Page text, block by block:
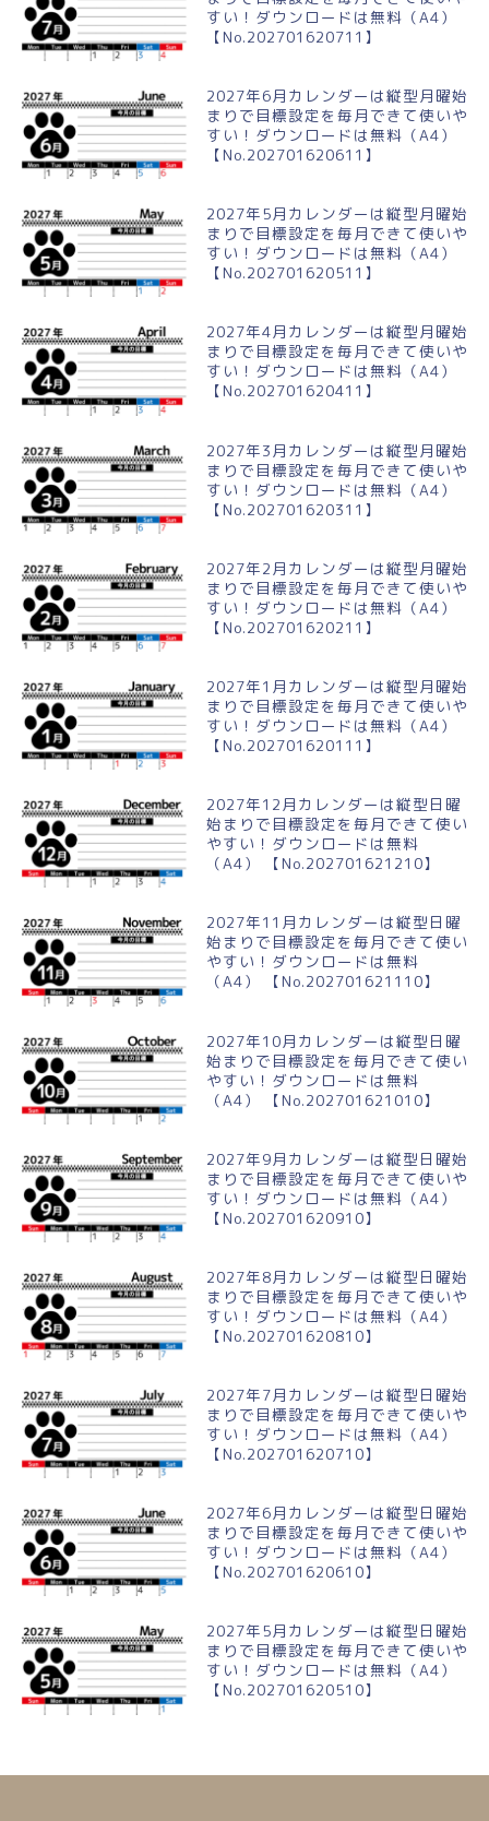
すい！ダウンロードは無料（A4）
【No.202701620711】
2027年6月カレンダーは縦型月曜始
まりで目標設定を毎月できて使いや
すい！ダウンロードは無料（A4）
【No.202701620611】
2027年5月カレンダーは縦型月曜始
まりで目標設定を毎月できて使いや
すい！ダウンロードは無料（A4）
【No.202701620511】
2027年4月カレンダーは縦型月曜始
まりで目標設定を毎月できて使いや
すい！ダウンロードは無料（A4）
【No.202701620411】
2027年3月カレンダーは縦型月曜始
まりで目標設定を毎月できて使いや
すい！ダウンロードは無料（A4）
【No.202701620311】
2027年2月カレンダーは縦型月曜始
まりで目標設定を毎月できて使いや
すい！ダウンロードは無料（A4）
【No.202701620211】
2027年1月カレンダーは縦型月曜始
まりで目標設定を毎月できて使いや
すい！ダウンロードは無料（A4）
【No.202701620111】
2027年12月カレンダーは縦型日曜
始まりで目標設定を毎月できて使い
やすい！ダウンロードは無料
（A4） 【No.202701621210】
2027年11月カレンダーは縦型日曜
始まりで目標設定を毎月できて使い
やすい！ダウンロードは無料
（A4） 【No.202701621110】
2027年10月カレンダーは縦型日曜
始まりで目標設定を毎月できて使い
やすい！ダウンロードは無料
（A4） 【No.202701621010】
2027年9月カレンダーは縦型日曜始
まりで目標設定を毎月できて使いや
すい！ダウンロードは無料（A4）
【No.202701620910】
2027年8月カレンダーは縦型日曜始
まりで目標設定を毎月できて使いや
すい！ダウンロードは無料（A4）
【No.202701620810】
2027年7月カレンダーは縦型日曜始
まりで目標設定を毎月できて使いや
すい！ダウンロードは無料（A4）
【No.202701620710】
2027年6月カレンダーは縦型日曜始
まりで目標設定を毎月できて使いや
すい！ダウンロードは無料（A4）
【No.202701620610】
2027年5月カレンダーは縦型日曜始
まりで目標設定を毎月できて使いや
すい！ダウンロードは無料（A4）
【No.202701620510】